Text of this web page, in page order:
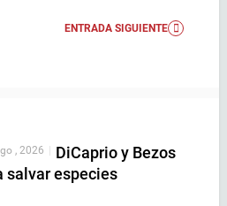
ENTRADA SIGUIENTE
, 2026
DiCaprio y Bezos
salvar especies